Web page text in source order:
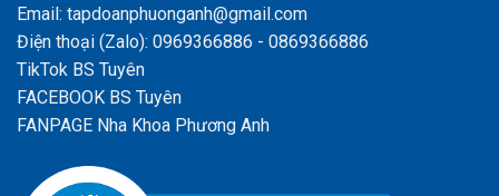
Email: tapdoanphuonganh@gmail.com
Điện thoại (Zalo): 0969366886 - 0869366886
TikTok BS Tuyên
FACEBOOK BS Tuyên
FANPAGE Nha Khoa Phương Anh